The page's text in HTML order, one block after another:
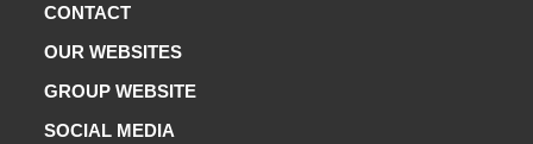
CONTACT
OUR WEBSITES
GROUP WEBSITE
SOCIAL MEDIA